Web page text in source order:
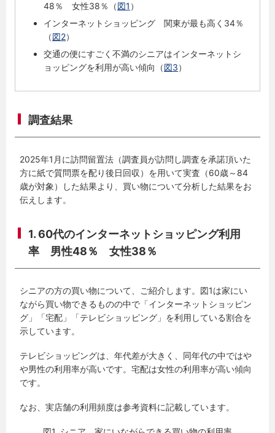
48％ 女性38％（図1 ）
インターネットショッピング 関東が最も高く34％
（図2）
交通の便にすごく不満のシニアはインターネットシ
ョッピングを利用が高い傾向（図3）
調査結果
2025年1月に訪問留置法（調査員が訪問し調査を承諾頂いた
方に紙で質問票を配り後日回収）を用いて実査（60歳～84
歳が対象）した結果より、買い物について分析した結果をお
伝えします。
1. 60代のインターネットショッピング利用
率 男性48％ 女性38％
シニアの方の買い物について、ご紹介します。図1は家にい
ながら買い物できるものの中で「インターネットショッピン
グ」「宅配」「テレビショッピング」を利用している割合を
示しています。
テレビショッピングは、年代差が大きく、同年代の中ではや
や男性の利用率が高いです。宅配は女性の利用率が高い傾向
です。
なお、実店舗の利用頻度は参考資料に記載しています。